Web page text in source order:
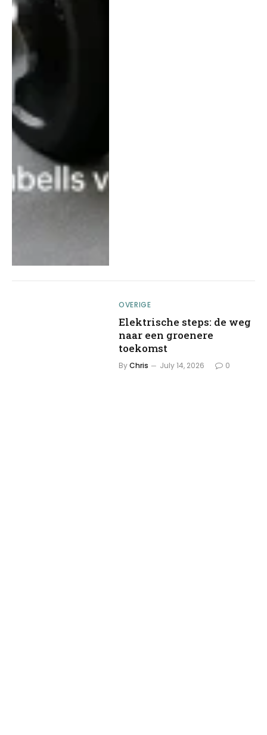
OVERIGE
Elektrische steps: de weg
naar een groenere
toekomst
ByChris July 14, 2026 0